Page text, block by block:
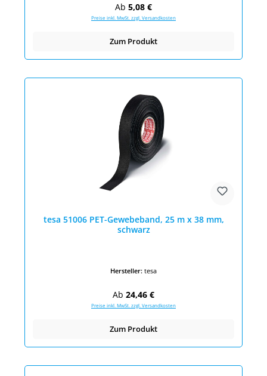
Regulärer Preis:
Ab 5,08 €
Preise inkl. MwSt. zzgl. Versandkosten
Zum Produkt
tesa 51006 PET-Gewebeband, 25 m x 38 mm,
schwarz
Hersteller: tesa
Regulärer Preis:
Ab 24,46 €
Preise inkl. MwSt. zzgl. Versandkosten
Zum Produkt